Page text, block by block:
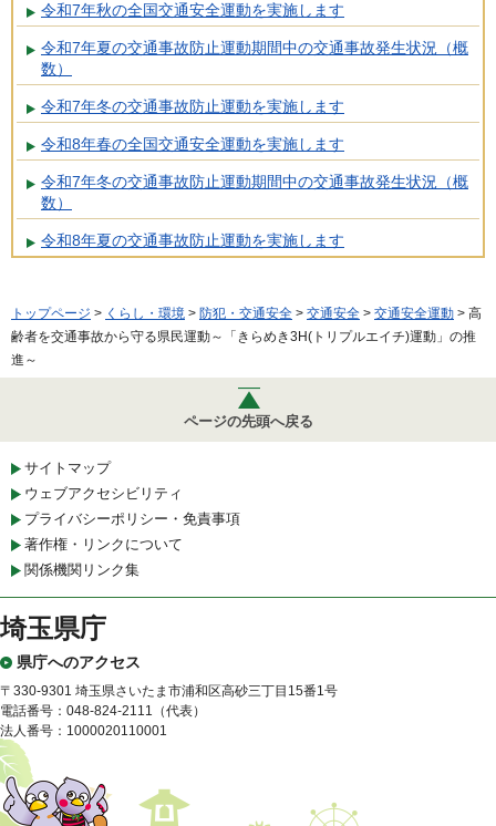
令和7年秋の全国交通安全運動を実施します
令和7年夏の交通事故防止運動期間中の交通事故発生状況（概
数）
令和7年冬の交通事故防止運動を実施します
令和8年春の全国交通安全運動を実施します
令和7年冬の交通事故防止運動期間中の交通事故発生状況（概
数）
令和8年夏の交通事故防止運動を実施します
トップページ > くらし・環境 > 防犯・交通安全 > 交通安全 > 交通安全運動 > 高
齢者を交通事故から守る県民運動～「きらめき3H(トリプルエイチ)運動」の推
進～
ページの先頭へ戻る
サイトマップ
ウェブアクセシビリティ
プライバシーポリシー・免責事項
著作権・リンクについて
関係機関リンク集
埼玉県庁
県庁へのアクセス
〒330-9301 埼玉県さいたま市浦和区高砂三丁目15番1号
電話番号：048-824-2111（代表）
法人番号：1000020110001